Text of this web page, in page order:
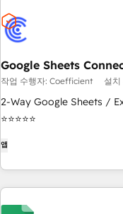
Google Sheets
작업 수행자: Coefficient 설치
2-Way Google Sheets /
⭐⭐⭐⭐⭐
앱